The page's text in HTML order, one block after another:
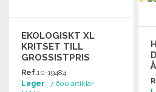
EKOLOGISKT XL
KRITSET TILL
GROSSISTPRIS
Ref.10-19484
Lager : 7 600 artiklar